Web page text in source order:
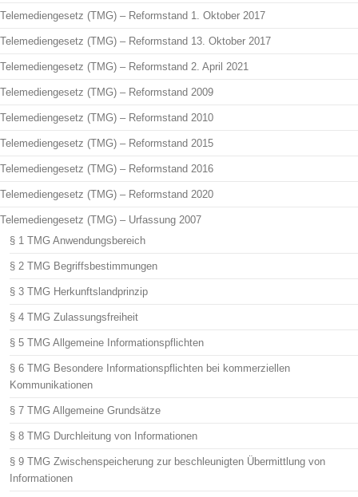
Telemediengesetz (TMG) – Reformstand 1. Oktober 2017
Telemediengesetz (TMG) – Reformstand 13. Oktober 2017
Telemediengesetz (TMG) – Reformstand 2. April 2021
Telemediengesetz (TMG) – Reformstand 2009
Telemediengesetz (TMG) – Reformstand 2010
Telemediengesetz (TMG) – Reformstand 2015
Telemediengesetz (TMG) – Reformstand 2016
Telemediengesetz (TMG) – Reformstand 2020
Telemediengesetz (TMG) – Urfassung 2007
§ 1 TMG Anwendungsbereich
§ 2 TMG Begriffsbestimmungen
§ 3 TMG Herkunftslandprinzip
§ 4 TMG Zulassungsfreiheit
§ 5 TMG Allgemeine Informationspflichten
§ 6 TMG Besondere Informationspflichten bei kommerziellen
Kommunikationen
§ 7 TMG Allgemeine Grundsätze
§ 8 TMG Durchleitung von Informationen
§ 9 TMG Zwischenspeicherung zur beschleunigten Übermittlung von
Informationen